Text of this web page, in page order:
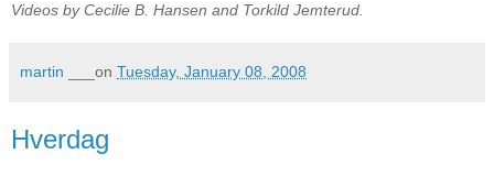
Videos by Cecilie B. Hansen and Torkild Jemterud.
martin ___on Tuesday, January 08, 2008
Hverdag